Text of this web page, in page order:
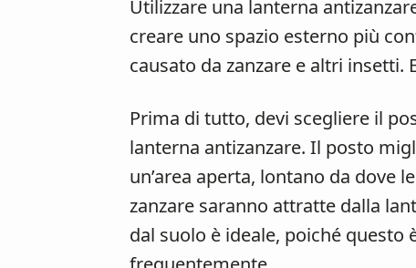
Utilizzare una lanterna
creare uno spazio esterno più
causato da zanzare e altri
Prima di tutto, devi scegliere il
lanterna antizanzare. Il posto
un’area aperta, lontano da dove
zanzare saranno attratte dalla
dal suolo è ideale, poiché questo